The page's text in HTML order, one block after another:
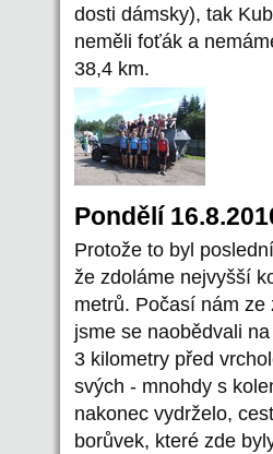
dosti dámsky), tak
neměli foťák a
38,4 km.
Pondělí
Protože to byl
že zdoláme nejvyšší
metrů. Počasí nám
jsme se naobědvali
3 kilometry před
svých - mnohdy s
nakonec vydrželo,
borůvek, které zde